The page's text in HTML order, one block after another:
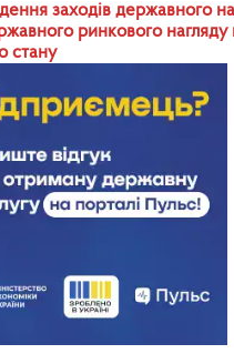
заходів державного
ринкового нагляду
стану